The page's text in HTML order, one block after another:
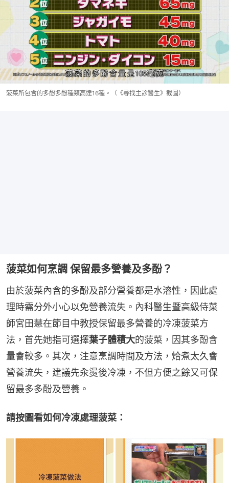
菠菜所包含的多酚多酚種類高達16種。（《尋找主診醫生》截圖）
菠菜如何烹調 保留最多營養及多酚？
由於菠菜內含的多酚及部分營養都是水溶性，因此處
理時需分外小心以免營養流失。內科醫生暨高級侍菜
師宮田慧在節目中教授保留最多營養的冷凍菠菜方
法，首先她指可選擇葉子體積大的菠菜，因其多酚含
量會較多。其次，注意烹調時間及方法，烚煮太久會
營養流失，建議先汆燙後冷凍，不但方便之餘又可保
留最多多酚及營養。
請按圖看如何冷凍處理菠菜：